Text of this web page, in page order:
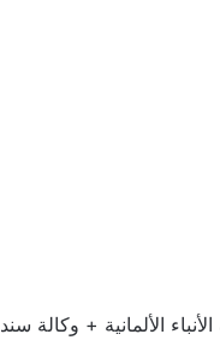
الألمانية + وكالة سند